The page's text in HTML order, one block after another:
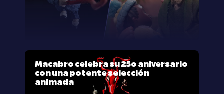
Macabro celebra su 25º aniversario
con una potente selección
animada